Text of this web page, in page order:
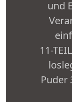
und
11-
Puder